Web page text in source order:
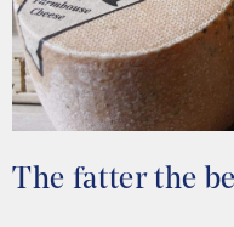
The fatter the